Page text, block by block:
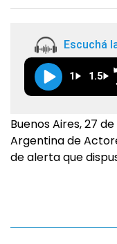
Escuchá
1 1.5
Buenos Aires, 27
Argentina de
de alerta que